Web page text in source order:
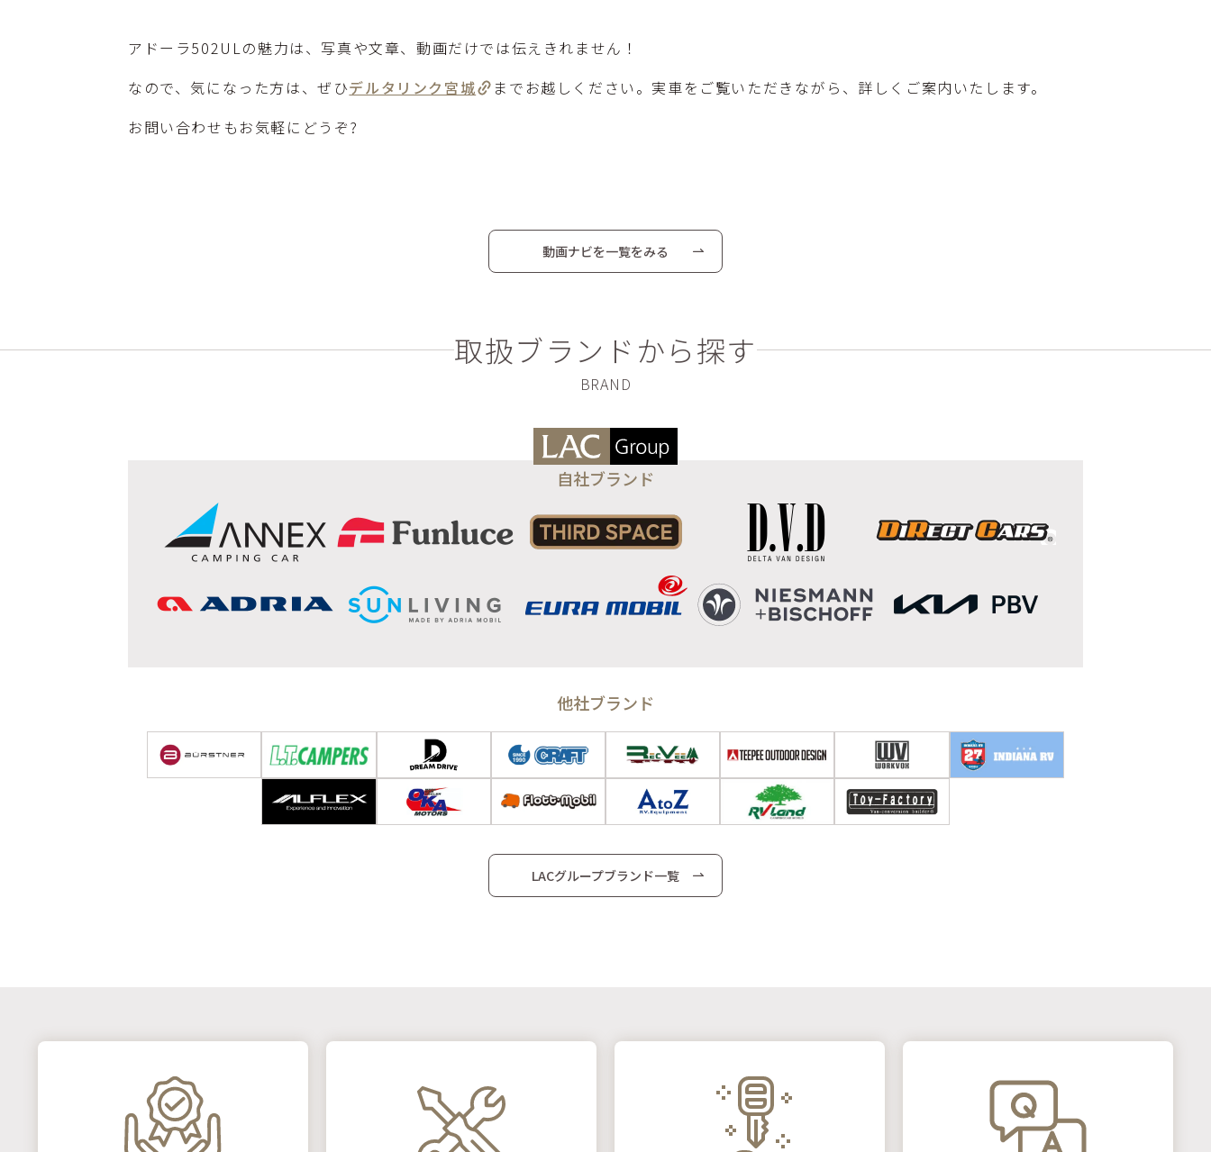
アドーラ502ULの魅力は、写真や文章、動画だけでは伝えきれません！
なので、気になった方は、ぜひデルタリンク宮城
までお越しください。実車をご覧いただきながら、詳しくご案内いたします。
お問い合わせもお気軽にどうぞ?
動画ナビを一覧をみる
取扱ブランドから探す
自社ブランド
他社ブランド
LACグループブランド一覧